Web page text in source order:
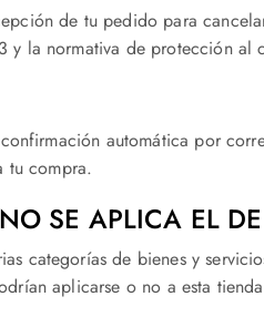
de tu pedido para
la normativa de protección al
automática por
tu compra.
SE APLICA EL
categorías de bienes y
aplicarse o no a esta